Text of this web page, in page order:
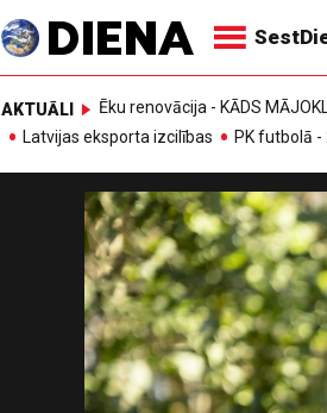
AKTUĀLI Ēku renovācija - KĀDS
Latvijas eksporta izcilības
PK futbolā -